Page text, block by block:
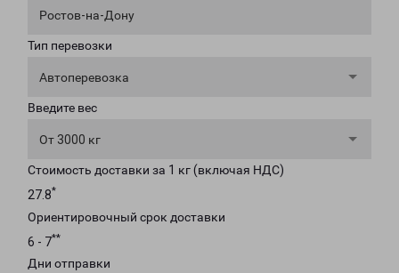
Ростов-на-Дону
Тип перевозки
Автоперевозка
Введите вес
От 3000 кг
Стоимость доставки за 1 кг (включая НДС)
27.8*
Ориентировочный срок доставки
6 - 7**
Дни отправки